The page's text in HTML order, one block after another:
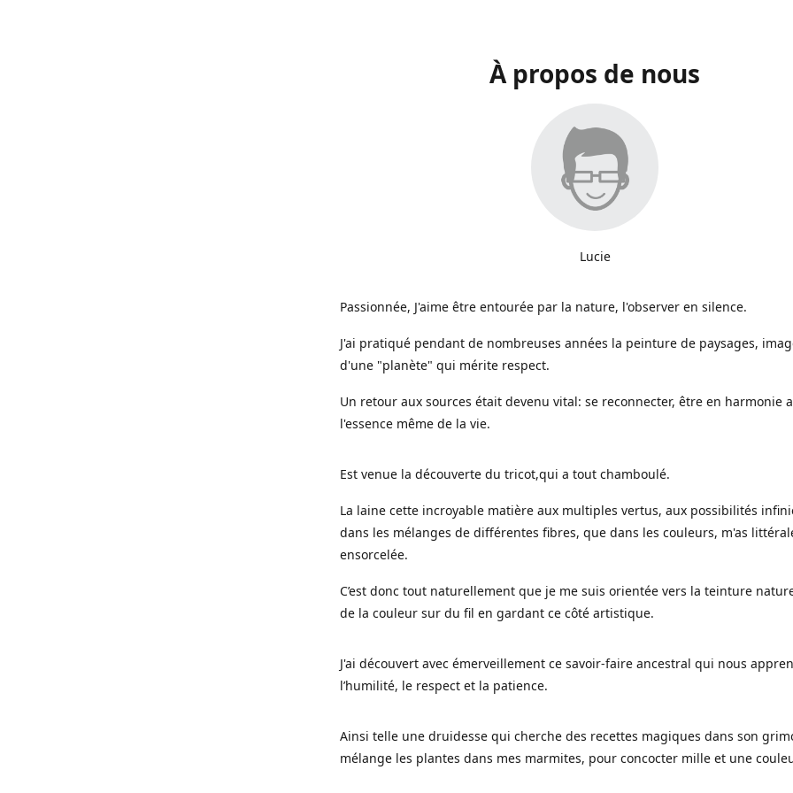
À propos de nous
Lucie
Passionnée, J'aime être entourée par la nature, l'observer en silence.
J'ai pratiqué pendant de nombreuses années la peinture de paysages,
d'une "planète" qui mérite respect.
Un retour aux sources était devenu vital: se reconnecter, être en harmonie
l'essence même de la vie.
Est venue la découverte du tricot,qui a tout chamboulé.
La laine cette incroyable matière aux multiples vertus, aux possibilités
dans les mélanges de différentes fibres, que dans les couleurs, m'as
ensorcelée.
C’est donc tout naturellement que je me suis orientée vers la teinture
de la couleur sur du fil en gardant ce côté artistique.
J'ai découvert avec émerveillement ce savoir-faire ancestral qui nous
l’humilité, le respect et la patience.
Ainsi telle une druidesse qui cherche des recettes magiques dans son
mélange les plantes dans mes marmites, pour concocter mille et une